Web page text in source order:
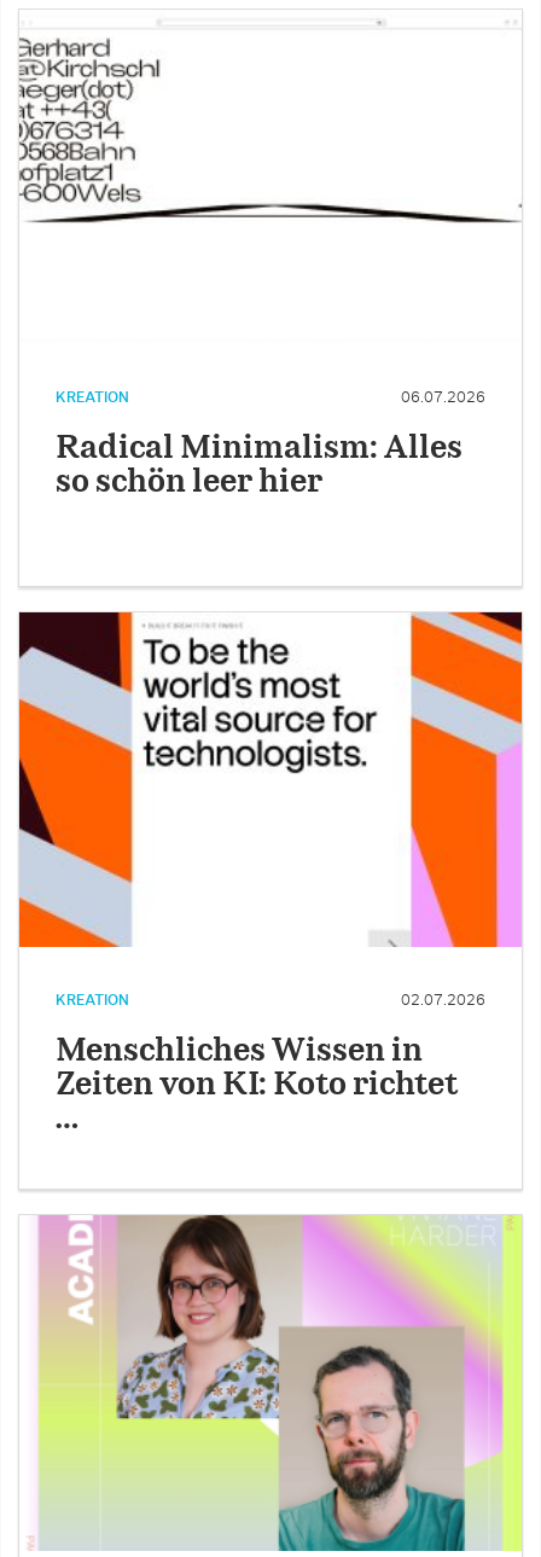
KREATION 06.07.2026
Radical Minimalism: Alles
so schön leer hier
KREATION 02.07.2026
Menschliches Wissen in
Zeiten von KI: Koto richtet
…